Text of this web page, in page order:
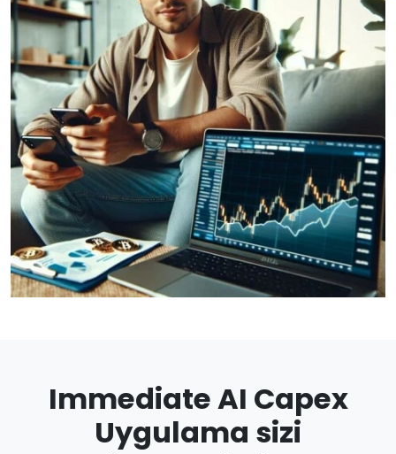
Immediate AI Capex
Uygulama sizi